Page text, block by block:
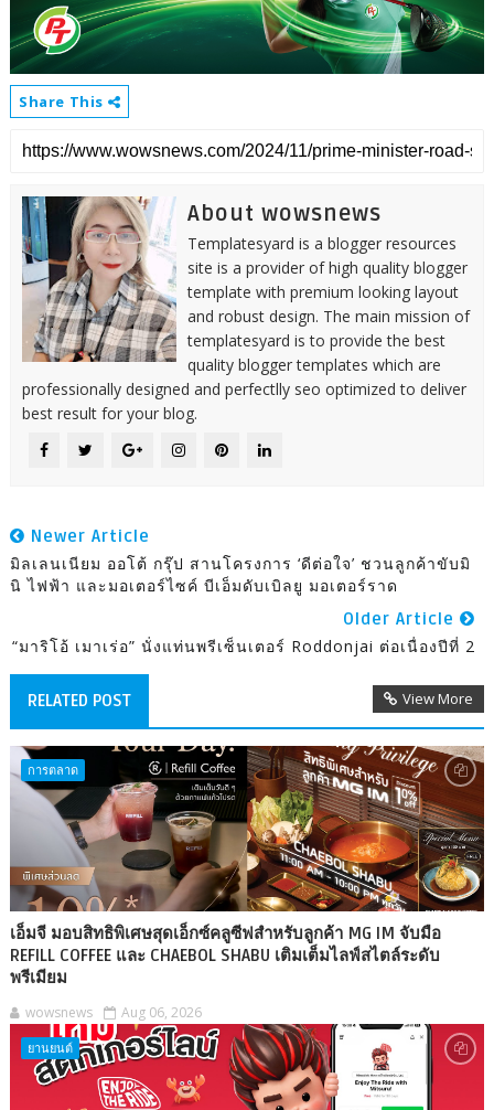
Share This
About wowsnews
Templatesyard is a blogger resources
site is a provider of high quality blogger
template with premium looking layout
and robust design. The main mission of
templatesyard is to provide the best
quality blogger templates which are
professionally designed and perfectlly seo optimized to deliver
best result for your blog.
Newer Article
มิลเลนเนียม ออโต้ กรุ๊ป สานโครงการ ‘ดีต่อใจ’ ชวนลูกค้าขับมิ
นิ ไฟฟ้า และมอเตอร์ไซค์ บีเอ็มดับเบิลยู มอเตอร์ราด
Older Article
“มาริโอ้ เมาเร่อ” นั่งแท่นพรีเซ็นเตอร์ Roddonjai ต่อเนื่องปีที่ 2
RELATED POST View More
การตลาด
เอ็มจี มอบสิทธิพิเศษสุดเอ็กซ์คลูซีฟสำหรับลูกค้า MG IM จับมือ
REFILL COFFEE และ CHAEBOL SHABU เติมเต็มไลฟ์สไตล์ระดับ
พรีเมียม
wowsnews Aug 06, 2026
ยานยนต์